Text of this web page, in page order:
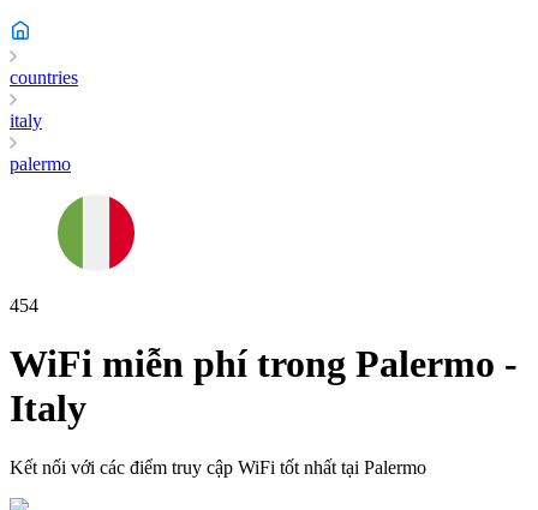
countries
italy
palermo
454
WiFi miễn phí trong Palermo -
Italy
Kết nối với các điểm truy cập WiFi tốt nhất tại Palermo